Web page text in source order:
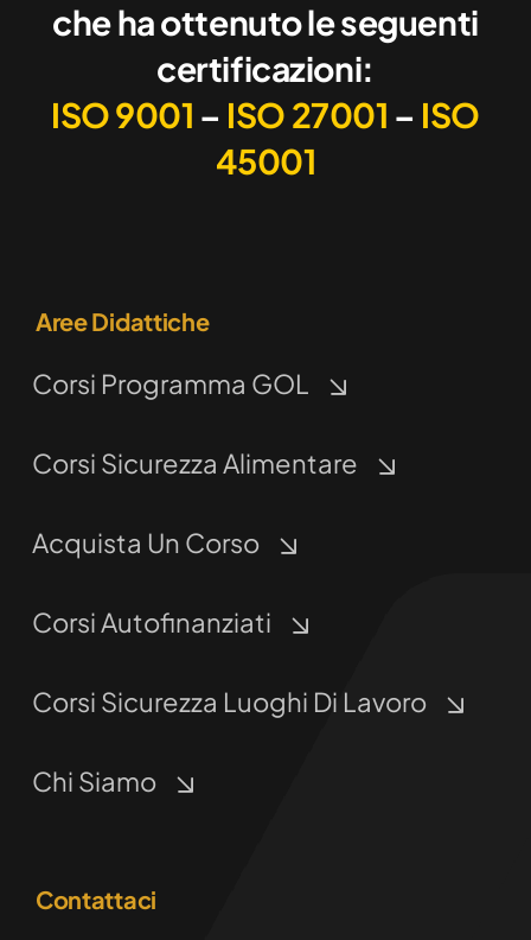
che ha ottenuto le seguenti
certificazioni:
ISO 9001 – ISO 27001 – ISO
45001
Aree Didattiche
Corsi Programma GOL
Corsi Sicurezza Alimentare
Acquista Un Corso
Corsi Autofinanziati
Corsi Sicurezza Luoghi Di Lavoro
Chi Siamo
Contattaci